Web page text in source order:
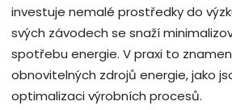
investuje nemalé prostředky do
svých závodech se snaží
spotřebu energie. V praxi to
obnovitelných zdrojů energie, jako
optimalizaci výrobních procesů.